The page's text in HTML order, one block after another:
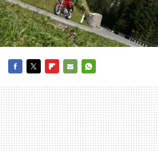
MAIL